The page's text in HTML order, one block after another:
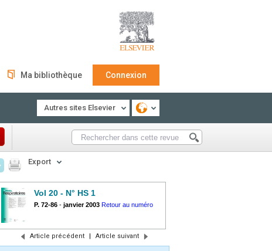
Ma bibliothèque Connexion
Autres sites Elsevier
Export
Vol 20 - N° HS 1
P. 72-86 - janvier 2003 Retour au numéro
Article précédent | Article suivant